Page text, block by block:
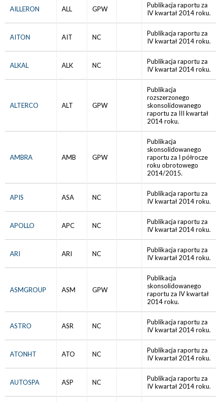
AILLERON ALL GPW
Publikacja raportu za
IV kwartał 2014 roku.
AITON AIT NC
Publikacja raportu za
IV kwartał 2014 roku.
ALKAL ALK NC
Publikacja raportu za
IV kwartał 2014 roku.
ALTERCO ALT GPW
Publikacja
rozszerzonego
skonsolidowanego
raportu za III kwartał
2014 roku.
AMBRA AMB GPW
Publikacja
skonsolidowanego
raportu za I półrocze
roku obrotowego
2014/2015.
APIS ASA NC
Publikacja raportu za
IV kwartał 2014 roku.
APOLLO APC NC
Publikacja raportu za
IV kwartał 2014 roku.
ARI ARI NC
Publikacja raportu za
IV kwartał 2014 roku.
ASMGROUP ASM GPW
Publikacja
skonsolidowanego
raportu za IV kwartał
2014 roku.
ASTRO ASR NC
Publikacja raportu za
IV kwartał 2014 roku.
ATONHT ATO NC
Publikacja raportu za
IV kwartał 2014 roku.
AUTOSPA ASP NC
Publikacja raportu za
IV kwartał 2014 roku.